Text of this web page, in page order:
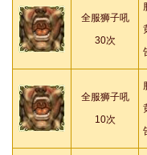
全服狮子吼
30次
全服狮子吼
10次